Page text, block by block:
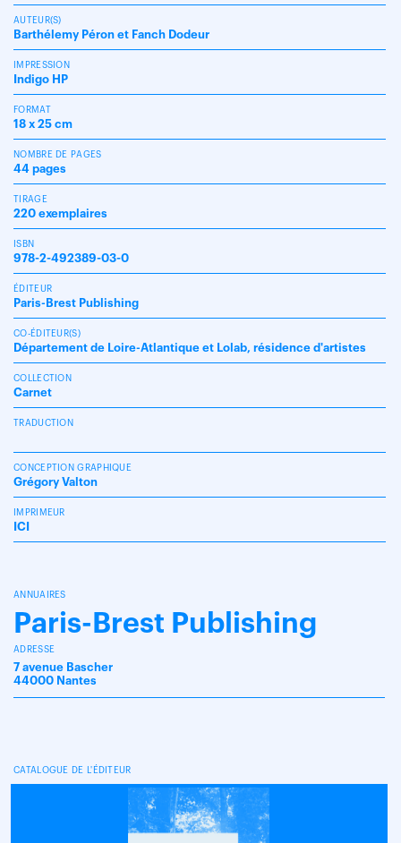
AUTEUR(S)
Barthélemy Péron et Fanch Dodeur
IMPRESSION
Indigo HP
FORMAT
18 x 25 cm
NOMBRE DE PAGES
44 pages
TIRAGE
220 exemplaires
ISBN
978-2-492389-03-0
ÉDITEUR
Paris-Brest Publishing
CO-ÉDITEUR(S)
Département de Loire-Atlantique et Lolab, résidence d'artistes
COLLECTION
Carnet
TRADUCTION
CONCEPTION GRAPHIQUE
Grégory Valton
IMPRIMEUR
ICI
ANNUAIRES
Paris-Brest Publishing
ADRESSE
7 avenue Bascher
44000 Nantes
CATALOGUE DE L'ÉDITEUR